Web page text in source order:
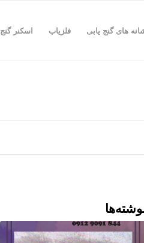
های گنج یابی فلزیاب اسکنر گنج